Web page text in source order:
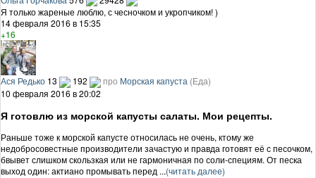
Я только жареные люблю, с чесночком и укропчиком! )
14 февраля 2016 в 15:35
+16
Ася Редько 13 192 про Морская капуста (Еда)
10 февраля 2016 в 20:02
Я готовлю из морской капусты салаты. Мои рецепты.
Раньше тоже к морской капусте относилась не очень, ктому же
недобросовестные производители зачастую и правда готовят её с песочком,
бвывет слишком скользкая или не гармоничная по соли-специям. От песка
выход один: актиано промывать перед ...(читать далее)